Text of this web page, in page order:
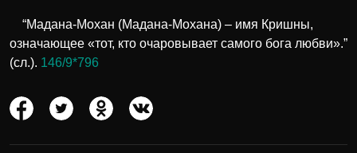
“Мадана-Мохан (Мадана-Мохана) – имя Кришны,
означающее «тот, кто очаровывает самого бога любви».”
(сл.). 146/9*796